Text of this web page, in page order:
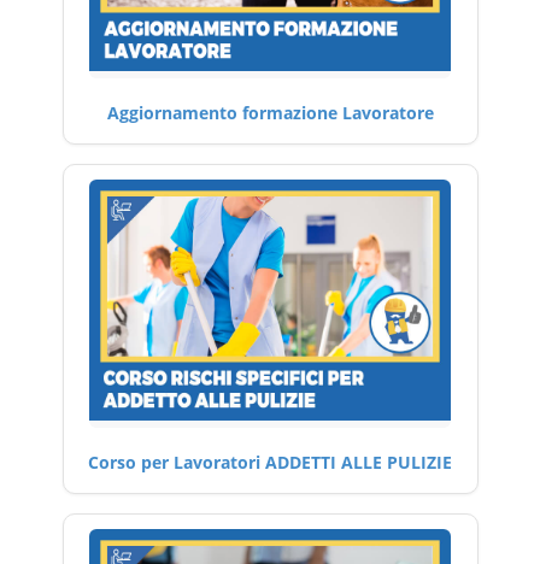
Aggiornamento formazione Lavoratore
Corso per Lavoratori ADDETTI ALLE PULIZIE